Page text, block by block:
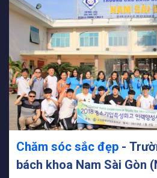
Chăm sóc sắc đẹp -
bách khoa Nam Sài Gòn